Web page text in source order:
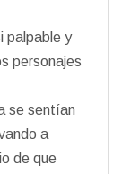
palpable y
personajes
se sentían
a
de que